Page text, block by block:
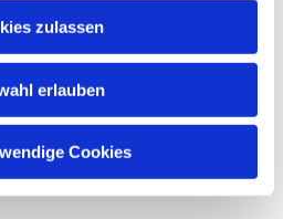
zulassen
erlauben
Cookies